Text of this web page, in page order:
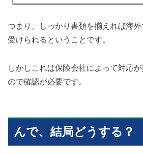
つまり、しっかり書類を揃えれば海
受けられるということです。
しかしこれは保険会社によって対応
ので確認が必要です。
んで、結局どうする？